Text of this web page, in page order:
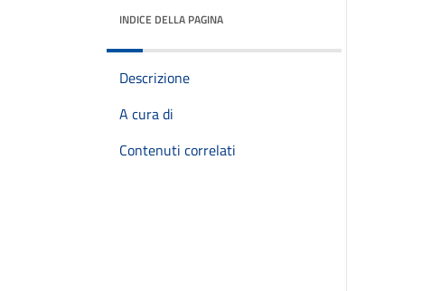
INDICE DELLA PAGINA
Descrizione
A cura di
Contenuti correlati